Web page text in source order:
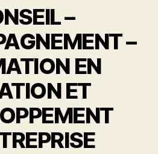
–
–
EN
ET